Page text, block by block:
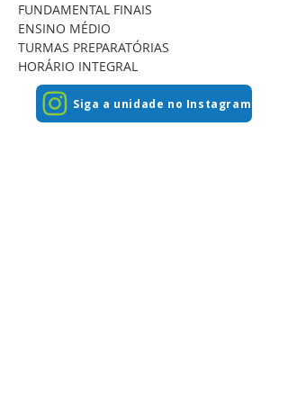
FUNDAMENTAL FINAIS
ENSINO MÉDIO
TURMAS PREPARATÓRIAS
HORÁRIO INTEGRAL
Siga a unidade no Instagram